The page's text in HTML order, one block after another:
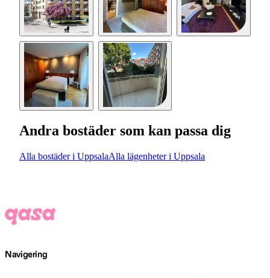
Andra bostäder som kan passa dig
Alla bostäder i UppsalaAlla lägenheter i Uppsala
Navigering